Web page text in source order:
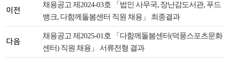
이전
채용공고 제2024-03호 「법인 사무국, 장난감도서관, 푸드
뱅크, 다함께돌봄센터 직원 채용」 최종결과
다음
채용공고 제2025-01호 「다함께돌봄센터(덕풍스포츠문화
센터) 직원 채용」 서류전형 결과